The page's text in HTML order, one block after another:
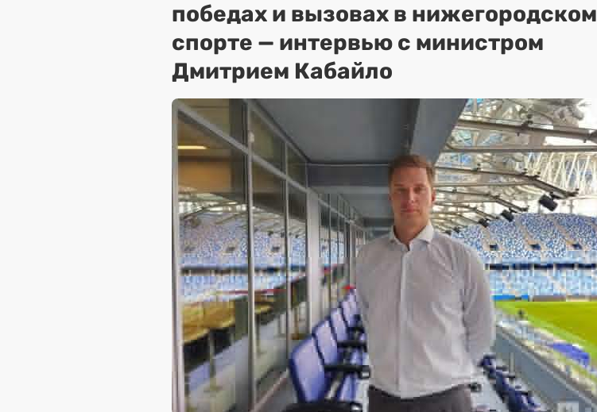
победах и вызовах в нижегородском
спорте — интервью с министром
Дмитрием Кабайло